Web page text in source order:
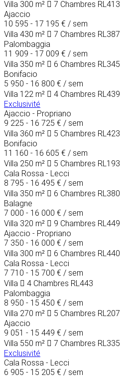
Villa 300 m² 7 Chambres RL413
Ajaccio
10 595 - 17 195 € / sem
Villa 430 m² 7 Chambres RL387
Palombaggia
11 909 - 17 009 € / sem
Villa 350 m² 6 Chambres RL345
Bonifacio
5 950 - 16 800 € / sem
Villa 122 m² 4 Chambres RL439
Exclusivité
Ajaccio - Propriano
9 225 - 16 725 € / sem
Villa 360 m² 5 Chambres RL423
Bonifacio
11 160 - 16 605 € / sem
Villa 250 m² 5 Chambres RL193
Cala Rossa - Lecci
8 795 - 16 495 € / sem
Villa 350 m² 6 Chambres RL380
Balagne
7 000 - 16 000 € / sem
Villa 320 m² 9 Chambres RL449
Ajaccio - Propriano
7 350 - 16 000 € / sem
Villa 300 m² 6 Chambres RL440
Cala Rossa - Lecci
7 710 - 15 700 € / sem
Villa
4 Chambres RL443
Palombaggia
8 950 - 15 450 € / sem
Villa 270 m² 5 Chambres RL207
Ajaccio
9 051 - 15 449 € / sem
Villa 550 m² 7 Chambres RL335
Exclusivité
Cala Rossa - Lecci
6 905 - 15 205 € / sem